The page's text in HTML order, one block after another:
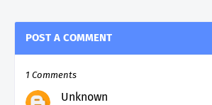
POST A COMMENT
1 Comments
Unknown